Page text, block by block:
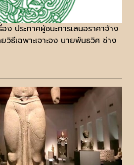
ง ประกาศผู้ชนะการเสนอราคาจ้าง
ธีเฉพาะเจาะจง นายพันธวิศ ช่าง